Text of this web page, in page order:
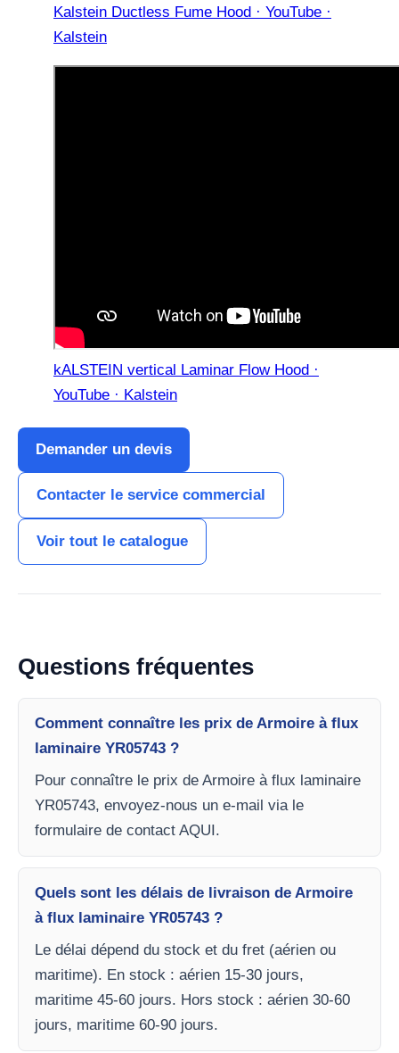
Kalstein Ductless Fume Hood · YouTube ·
Kalstein
kALSTEIN vertical Laminar Flow Hood ·
YouTube · Kalstein
Demander un devis
Contacter le service commercial
Voir tout le catalogue
Questions fréquentes
Comment connaître les prix de Armoire à flux
laminaire YR05743 ?
Pour connaître le prix de Armoire à flux laminaire
YR05743, envoyez-nous un e-mail via le
formulaire de contact AQUI.
Quels sont les délais de livraison de Armoire
à flux laminaire YR05743 ?
Le délai dépend du stock et du fret (aérien ou
maritime). En stock : aérien 15-30 jours,
maritime 45-60 jours. Hors stock : aérien 30-60
jours, maritime 60-90 jours.